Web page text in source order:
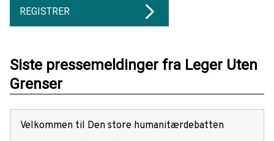
REGISTRER
Siste pressemeldinger fra Leger Uten
Grenser
Velkommen til Den store humanitærdebatten